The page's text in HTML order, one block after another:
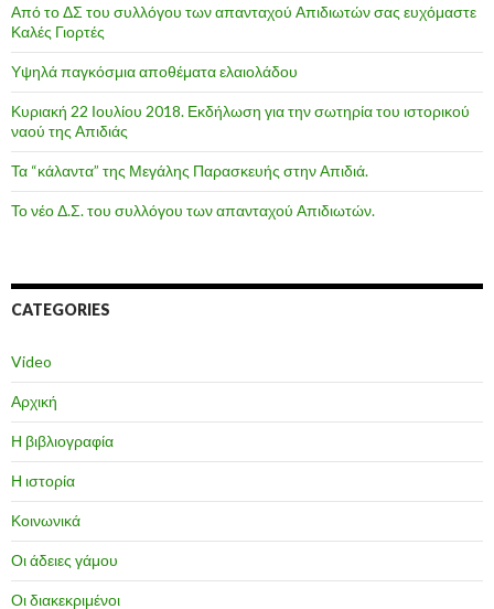
Από το ΔΣ του συλλόγου των απανταχού Απιδιωτών σας ευχόμαστε
Καλές Γιορτές
Υψηλά παγκόσμια αποθέματα ελαιολάδου
Κυριακή 22 Ιουλίου 2018. Εκδήλωση για την σωτηρία του ιστορικού
ναού της Απιδιάς
Τα “κάλαντα” της Μεγάλης Παρασκευής στην Απιδιά.
Το νέο Δ.Σ. του συλλόγου των απανταχού Απιδιωτών.
CATEGORIES
Video
Αρχική
Η βιβλιογραφία
Η ιστορία
Κοινωνικά
Οι άδειες γάμου
Οι διακεκριμένοι